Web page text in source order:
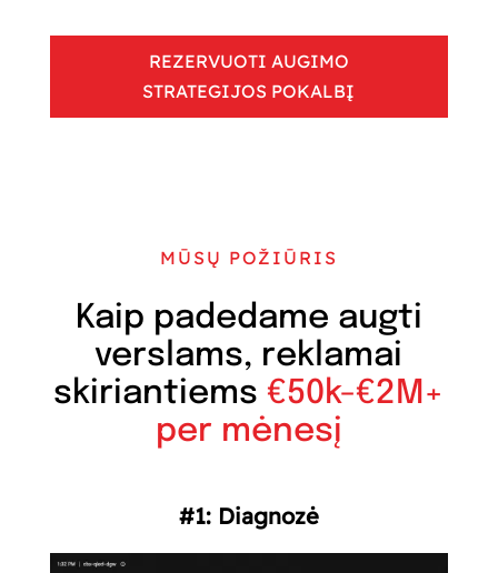
REZERVUOTI AUGIMO
STRATEGIJOS POKALBĮ
MŪSŲ POŽIŪRIS
Kaip padedame augti
verslams, reklamai
skiriantiems€50k-€2M+
per mėnesį
#1: Diagnozė